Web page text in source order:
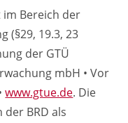
Bereich der
(§29, 19.3, 23
der GTÜ
mbH • Vor
www.gtue.de. Die
BRD als